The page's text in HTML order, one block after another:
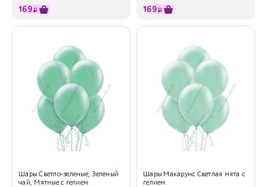
169₽ 169₽
Шары Светло-зеленые, Зеленый
чай, Мятные с гелием
Шары Макарунс Светлая мята с
гелием